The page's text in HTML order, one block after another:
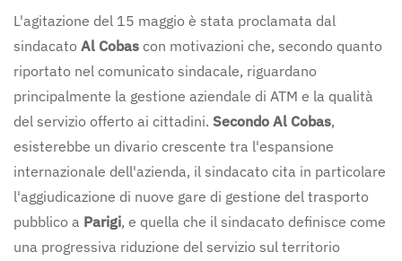
L'agitazione del 15 maggio è stata proclamata dal
sindacato Al Cobas con motivazioni che, secondo quanto
riportato nel comunicato sindacale, riguardano
principalmente la gestione aziendale di ATM e la qualità
del servizio offerto ai cittadini. Secondo Al Cobas,
esisterebbe un divario crescente tra l'espansione
internazionale dell'azienda, il sindacato cita in particolare
l'aggiudicazione di nuove gare di gestione del trasporto
pubblico a Parigi, e quella che il sindacato definisce come
una progressiva riduzione del servizio sul territorio